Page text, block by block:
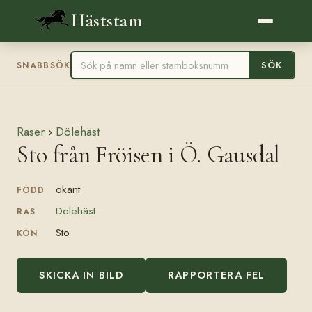
Häststam
SNABBSÖK SÖK
Raser › Dölehäst
Sto från Fröisen i Ö. Gausdal
FÖDD okänt
RAS Dölehäst
KÖN Sto
SKICKA IN BILD RAPPORTERA FEL